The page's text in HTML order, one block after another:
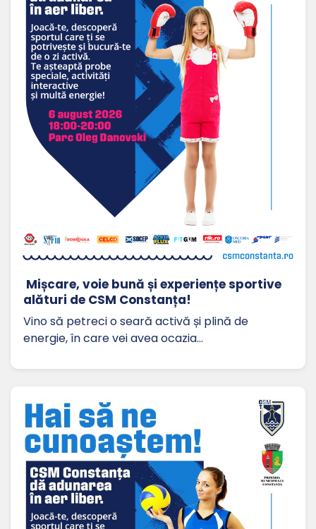
Mișcare, voie bună și experiențe sportive
alături de CSM Constanța!
Vino să petreci o seară activă și plină de
energie, în care vei avea ocazia…